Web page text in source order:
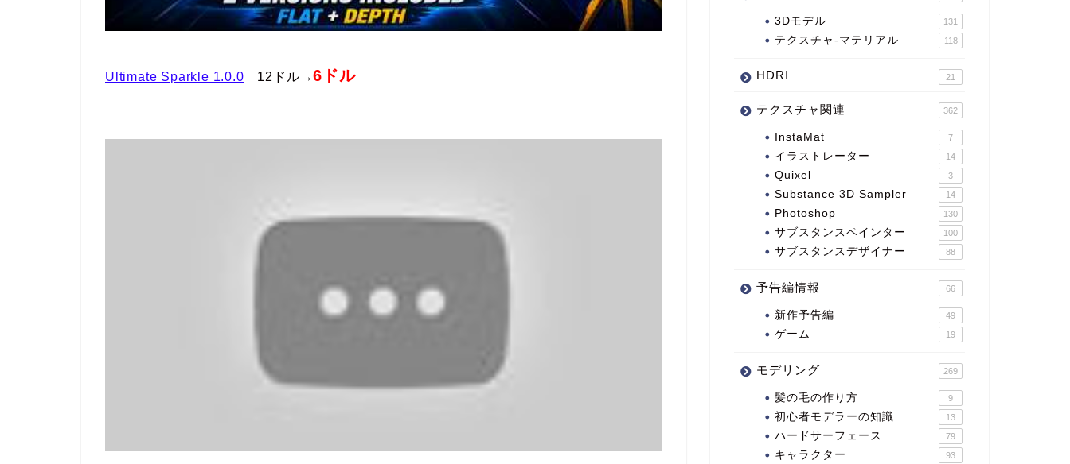
Ultimate Sparkle 1.0.0 12ドル→6ドル
3Dモデル 131
テクスチャ-マテリアル 118
HDRI 21
テクスチャ関連 362
InstaMat 7
イラストレーター 14
Quixel 3
Substance 3D Sampler 14
Photoshop 130
サブスタンスペインター 100
サブスタンスデザイナー 88
予告編情報 66
新作予告編 49
ゲーム 19
モデリング 269
髪の毛の作り方 9
初心者モデラーの知識 13
ハードサーフェース 79
キャラクター 93